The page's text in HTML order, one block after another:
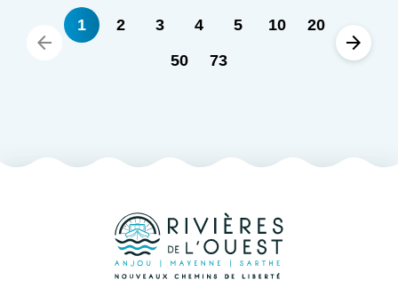
1 2 3 4 5 10
20
50
73